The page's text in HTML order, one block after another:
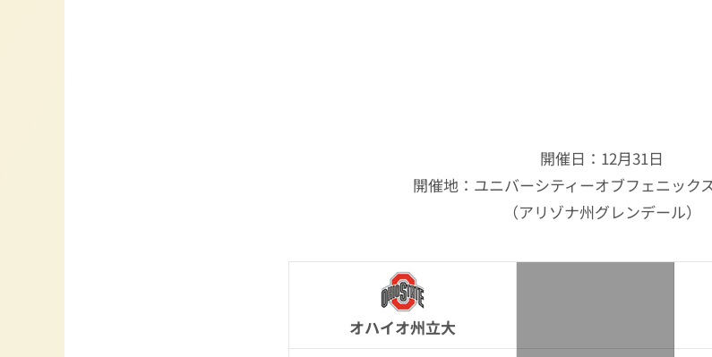
開催日：12月31日
開催地：ユニバーシティーオブフェニック
（アリゾナ州グレンデール）
オハイオ州立大